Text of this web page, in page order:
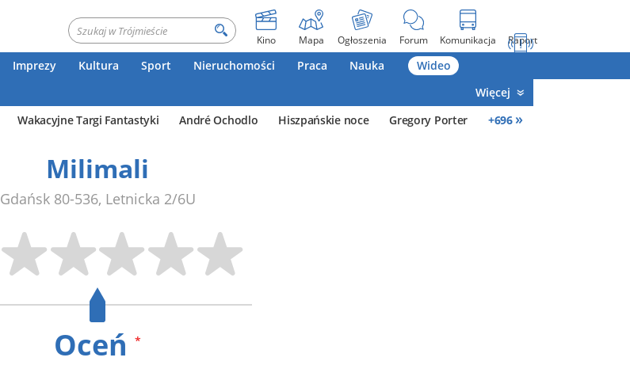
Kino Mapa Ogłoszenia Forum Komunikacja Raport
Imprezy Kultura Sport Nieruchomości Praca Nauka
Wideo
Więcej
Wakacyjne Targi Fantastyki André Ochodlo Hiszpańskie noce Gregory Porter +696 »
Milimali
Gdańsk 80-536, Letnicka 2/6U
Oceń *